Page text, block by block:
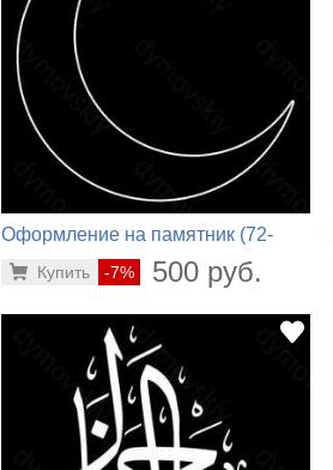
Оформление на памятник (72-
-7% 500 руб.
Купить